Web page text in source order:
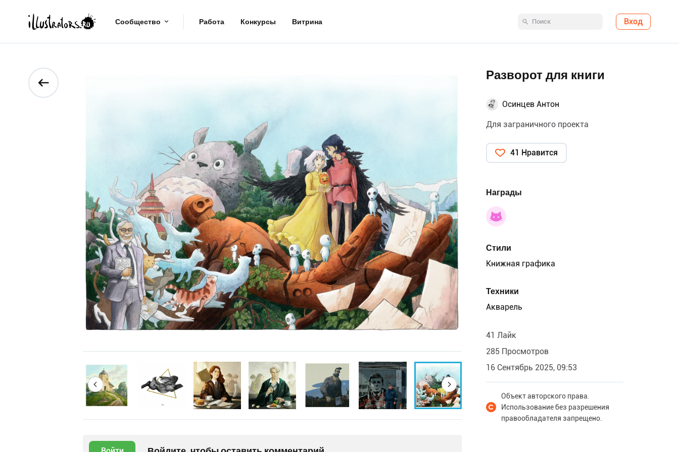
Сообщество Работа Конкурсы Витрина Вход
Разворот для книги
Осинцев Антон
Для заграничного проекта
41 Нравится
Награды
Стили
Книжная графика
Техники
Акварель
41 Лайк
285 Просмотров
16 Сентябрь 2025, 09:53
Объект авторского права.
Использование без разрешения
правообладателя запрещено.